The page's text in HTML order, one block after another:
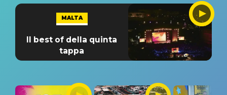
MALTA
Il best of della quinta
tappa